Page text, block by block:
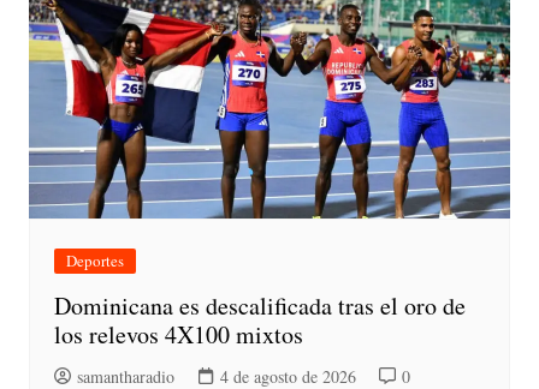
Deportes
Dominicana es descalificada tras el oro de
los relevos 4X100 mixtos
samantharadio 4 de agosto de 2026 0